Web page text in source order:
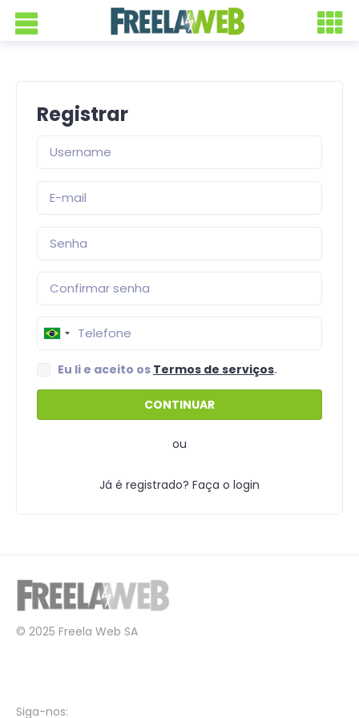
Registrar
Eu li e aceito os Termos de serviços.
ou
Já é registrado? Faça o login
© 2025 Freela Web SA
Siga-nos: